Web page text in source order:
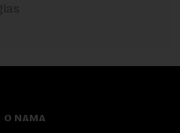
O NAMA